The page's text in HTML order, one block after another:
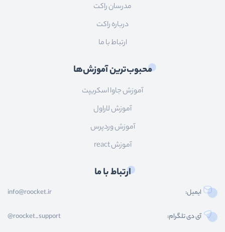
مدرسان راکت
درباره راکت
ارتباط با ما
محبوب‌ترین آموزش‌ها
آموزش جاوا اسکریپت
آموزش لاراول
آموزش وردپرس
آموزش react
ارتباط با ما
ایمیل: info@roocket.ir
آی دی تلگرام: @roocket_support